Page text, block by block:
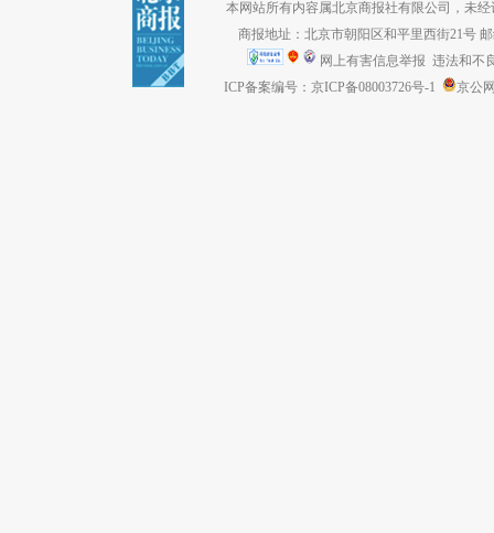
本网站所有内容属北京商报社有限公司，未经
商报地址：北京市朝阳区和平里西街21号
网上有害信息举报 违法和不
ICP备案编号：京ICP备08003726号-1
京公